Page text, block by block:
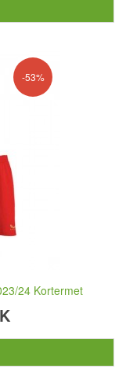
-53%
24 Kortermet